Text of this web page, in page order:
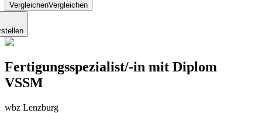
VergleichenVergleichen
Fertigungsspezialist/-in mit Diplom
VSSM
wbz Lenzburg